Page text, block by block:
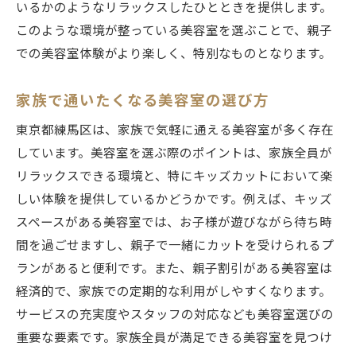
いるかのようなリラックスしたひとときを提供します。
このような環境が整っている美容室を選ぶことで、親子
での美容室体験がより楽しく、特別なものとなります。
家族で通いたくなる美容室の選び方
東京都練馬区は、家族で気軽に通える美容室が多く存在
しています。美容室を選ぶ際のポイントは、家族全員が
リラックスできる環境と、特にキッズカットにおいて楽
しい体験を提供しているかどうかです。例えば、キッズ
スペースがある美容室では、お子様が遊びながら待ち時
間を過ごせますし、親子で一緒にカットを受けられるプ
ランがあると便利です。また、親子割引がある美容室は
経済的で、家族での定期的な利用がしやすくなります。
サービスの充実度やスタッフの対応なども美容室選びの
重要な要素です。家族全員が満足できる美容室を見つけ